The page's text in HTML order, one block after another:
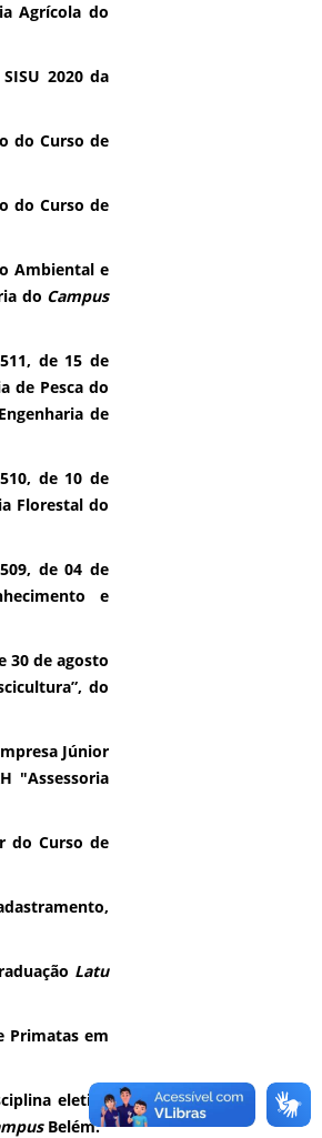
Agrícola do
2020 da
do Curso de
do Curso de
Ambiental e
do Campus
de 15 de
de Pesca do
de
de 10 de
Florestal do
de 04 de
e
30 de agosto
do
Júnior
"Assessoria
do Curso de
Latu
Primatas em
eletiva
Belém.